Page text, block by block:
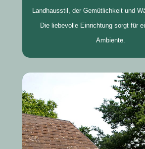
Landhausstil, der Gemütlichkeit und
Die liebevolle Einrichtung sorgt für
Ambiente.